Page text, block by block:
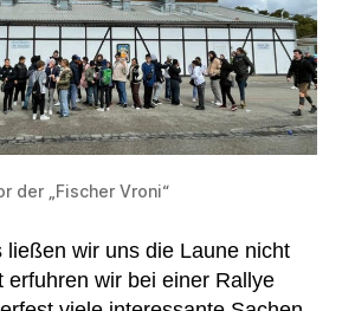
der „Fischer Vroni“
ließen wir uns die Laune nicht
erfuhren wir bei einer Rallye